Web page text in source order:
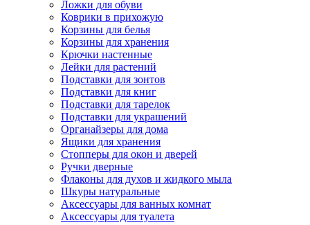
Ложки для обуви
Коврики в прихожую
Корзины для белья
Корзины для хранения
Крючки настенные
Лейки для растений
Подставки для зонтов
Подставки для книг
Подставки для тарелок
Подставки для украшений
Органайзеры для дома
Ящики для хранения
Стопперы для окон и дверей
Ручки дверные
Флаконы для духов и жидкого мыла
Шкуры натуральные
Аксессуары для ванных комнат
Аксессуары для туалета